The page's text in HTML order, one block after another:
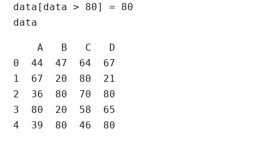
data[data > 80] = 80
data
    A   B   C   D
0  44  47  64  67
1  67  20  80  21
2  36  80  70  80
3  80  20  58  65
4  39  80  46  80